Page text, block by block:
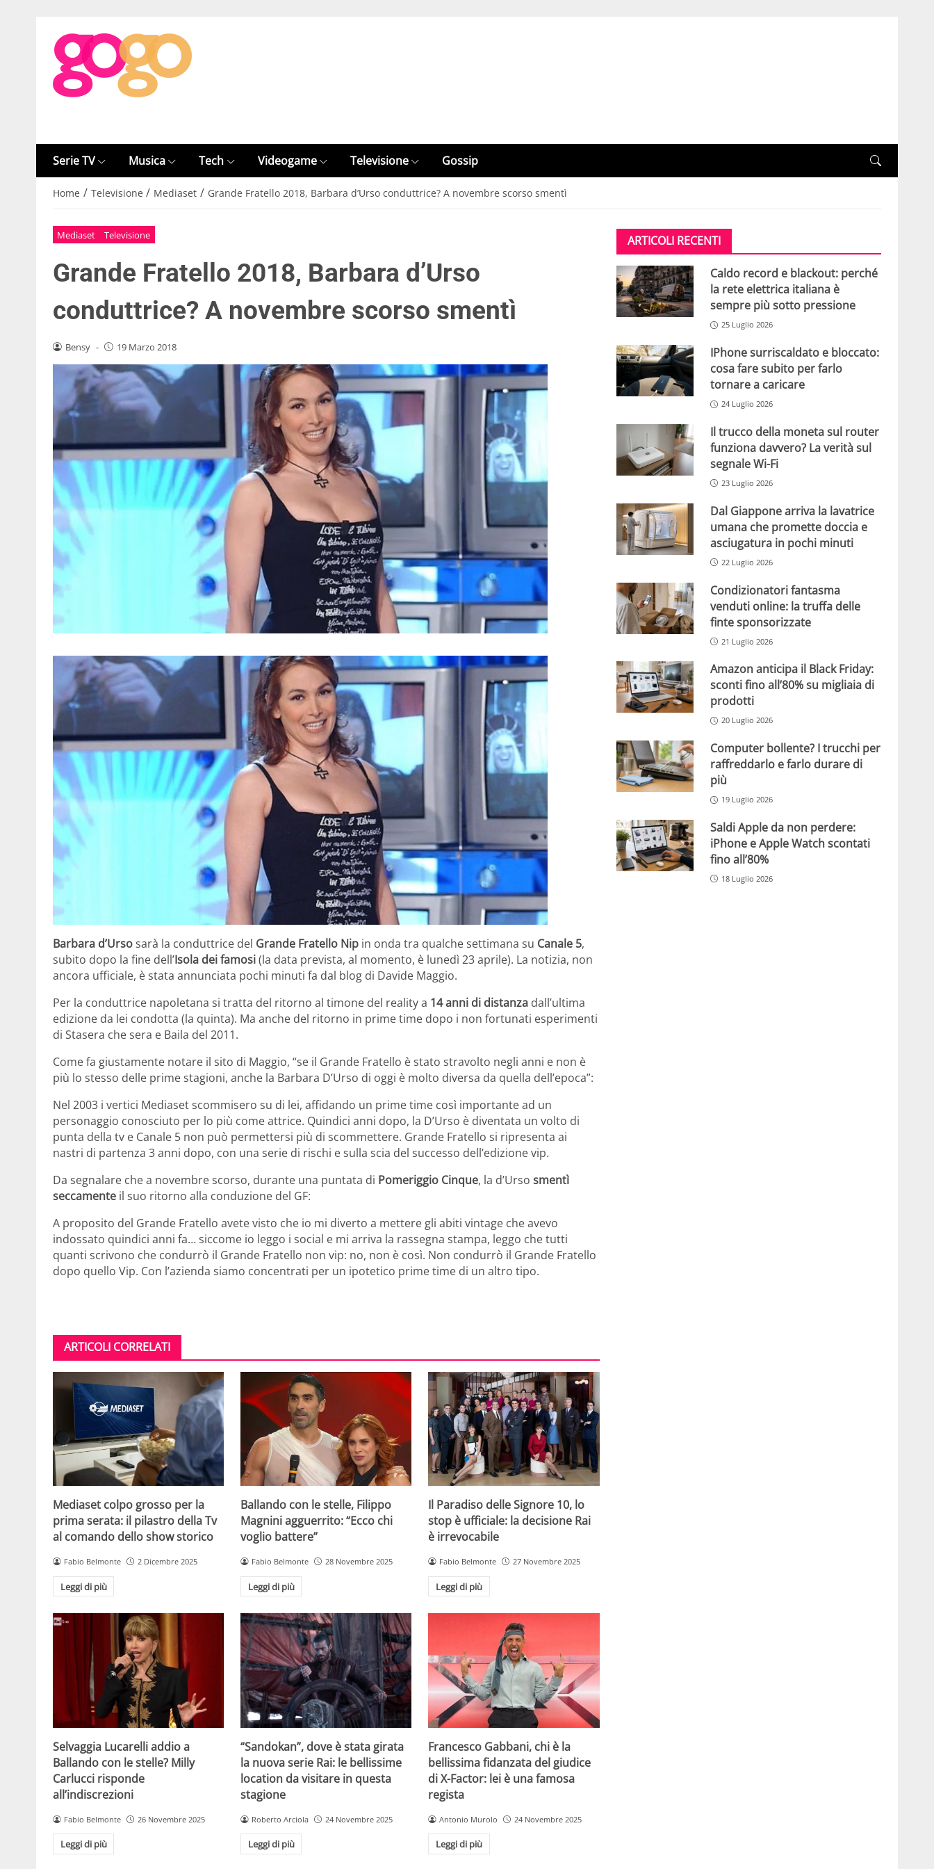
Serie TV Musica Tech Videogame Televisione Gossip
Home / Televisione / Mediaset / Grande Fratello 2018, Barbara d’Urso conduttrice? A novembre scorso smentì
Mediaset Televisione
Grande Fratello 2018, Barbara d’Urso
conduttrice? A novembre scorso smentì
Bensy - 19 Marzo 2018
Barbara d’Ursosarà la conduttrice del Grande Fratello Nip in onda tra qualche settimana su Canale 5,
subito dopo la fine dell’Isola dei famosi(la data prevista, al momento, è lunedì 23 aprile). La notizia, non
ancora ufficiale, è stata annunciata pochi minuti fa dal blog di Davide Maggio.
Per la conduttrice napoletana si tratta del ritorno al timone del reality a 14 anni di distanza dall’ultima
edizione da lei condotta (la quinta). Ma anche del ritorno in prime time dopo i non fortunati esperimenti
di Stasera che sera e Baila del 2011.
Come fa giustamente notare il sito di Maggio, “se il Grande Fratello è stato stravolto negli anni e non è
più lo stesso delle prime stagioni, anche la Barbara D’Urso di oggi è molto diversa da quella dell’epoca”:
Nel 2003 i vertici Mediaset scommisero su di lei, affidando un prime time così importante ad un
personaggio conosciuto per lo più come attrice. Quindici anni dopo, la D’Urso è diventata un volto di
punta della tv e Canale 5 non può permettersi più di scommettere. Grande Fratello si ripresenta ai
nastri di partenza 3 anni dopo, con una serie di rischi e sulla scia del successo dell’edizione vip.
Da segnalare che a novembre scorso, durante una puntata di Pomeriggio Cinque, la d’Urso smentì
seccamente il suo ritorno alla conduzione del GF:
A proposito del Grande Fratello avete visto che io mi diverto a mettere gli abiti vintage che avevo
indossato quindici anni fa… siccome io leggo i social e mi arriva la rassegna stampa, leggo che tutti
quanti scrivono che condurrò il Grande Fratello non vip: no, non è così. Non condurrò il Grande Fratello
dopo quello Vip. Con l’azienda siamo concentrati per un ipotetico prime time di un altro tipo.
ARTICOLI CORRELATI
Mediaset colpo grosso per la
prima serata: il pilastro della Tv
al comando dello show storico
Fabio Belmonte 2 Dicembre 2025
Leggi di più
Ballando con le stelle, Filippo
Magnini agguerrito: “Ecco chi
voglio battere”
Fabio Belmonte 28 Novembre 2025
Leggi di più
Il Paradiso delle Signore 10, lo
stop è ufficiale: la decisione Rai
è irrevocabile
Fabio Belmonte 27 Novembre 2025
Leggi di più
Selvaggia Lucarelli addio a
Ballando con le stelle? Milly
Carlucci risponde
all’indiscrezioni
Fabio Belmonte 26 Novembre 2025
Leggi di più
“Sandokan”, dove è stata girata
la nuova serie Rai: le bellissime
location da visitare in questa
stagione
Roberto Arciola 24 Novembre 2025
Leggi di più
Francesco Gabbani, chi è la
bellissima fidanzata del giudice
di X-Factor: lei è una famosa
regista
Antonio Murolo 24 Novembre 2025
Leggi di più
ARTICOLI RECENTI
Caldo record e blackout: perché
la rete elettrica italiana è
sempre più sotto pressione
25 Luglio 2026
IPhone surriscaldato e bloccato:
cosa fare subito per farlo
tornare a caricare
24 Luglio 2026
Il trucco della moneta sul router
funziona davvero? La verità sul
segnale Wi-Fi
23 Luglio 2026
Dal Giappone arriva la lavatrice
umana che promette doccia e
asciugatura in pochi minuti
22 Luglio 2026
Condizionatori fantasma
venduti online: la truffa delle
finte sponsorizzate
21 Luglio 2026
Amazon anticipa il Black Friday:
sconti fino all’80% su migliaia di
prodotti
20 Luglio 2026
Computer bollente? I trucchi per
raffreddarlo e farlo durare di
più
19 Luglio 2026
Saldi Apple da non perdere:
iPhone e Apple Watch scontati
fino all’80%
18 Luglio 2026